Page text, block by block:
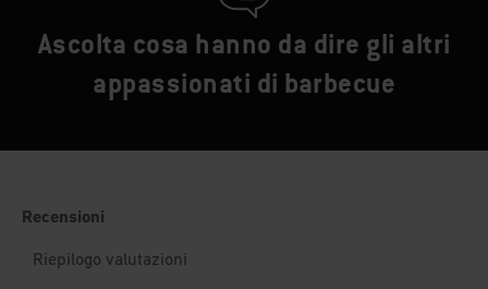
Ascolta cosa hanno da dire gli altri
appassionati di barbecue